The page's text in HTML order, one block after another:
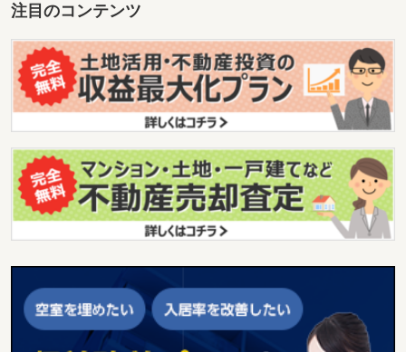
注目のコンテンツ